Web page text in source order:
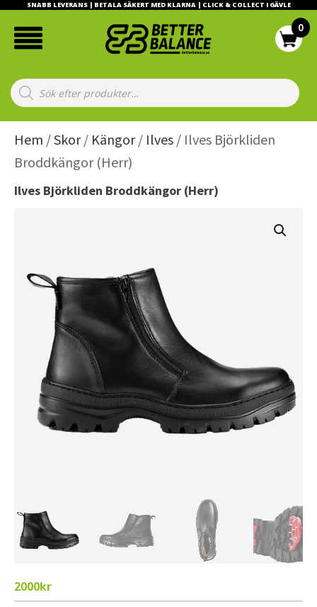
SNABB LEVERANS | BETALA SÄKERT MED KLARNA | CLICK & COLLECT I GÄVLE
Products
search
Hem /Skor/ Kängor/ Ilves / Ilves Björkliden
Broddkängor (Herr)
Ilves Björkliden Broddkängor (Herr)
2000kr